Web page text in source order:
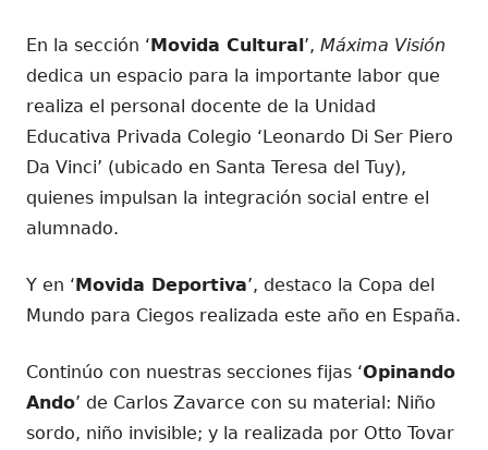
En la sección ‘Movida Cultural’, Máxima Visión
dedica un espacio para la importante labor que
realiza el personal docente de la Unidad
Educativa Privada Colegio ‘Leonardo Di Ser Piero
Da Vinci’ (ubicado en Santa Teresa del Tuy),
quienes impulsan la integración social entre el
alumnado.
Y en ‘Movida Deportiva’, destaco la Copa del
Mundo para Ciegos realizada este año en España.
Continúo con nuestras secciones fijas ‘Opinando
Ando’ de Carlos Zavarce con su material: Niño
sordo, niño invisible; y la realizada por Otto Tovar